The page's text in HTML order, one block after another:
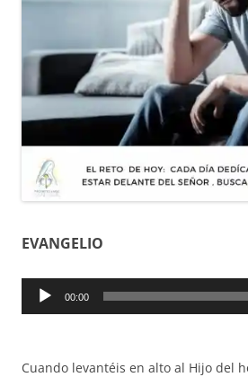
EVANGELIO
Reproductor
00:00
Cuando levantéis en alto al Hijo del